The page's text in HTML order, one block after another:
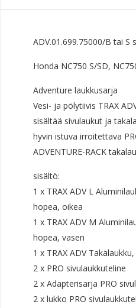
ADV.01.699.75000/B tai S
Honda NC750 S/SD,
Adventure laukkusarja
Vesi- ja pölytiivis TRAX
sisältää sivulaukut ja
hyvin istuva irroitettava
ADVENTURE-RACK
sisältö:
1 x TRAX ADV L
hopea, oikea
1 x TRAX ADV M
hopea, vasen
1 x TRAX ADV
2 x PRO sivulaukkuteline
2 x Adapterisarja PRO
2 x lukko PRO